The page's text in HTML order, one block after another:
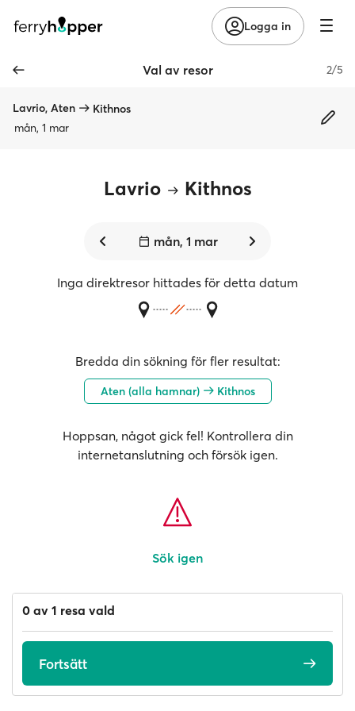
Logga in
Val av resor 2/5
Lavrio, Aten
Kithnos
mån, 1 mar
Lavrio Kithnos
mån, 1 mar
Inga direktresor hittades för detta datum
Bredda din sökning för fler resultat:
Aten (alla hamnar) Kithnos
Hoppsan, något gick fel! Kontrollera din
internetanslutning och försök igen.
Sök igen
0 av 1 resa vald
Fortsätt